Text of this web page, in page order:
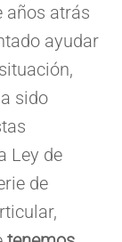
años atrás
ayudar
sido
Ley de
de